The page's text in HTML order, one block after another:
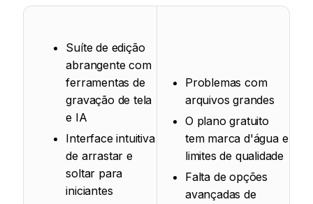
Suíte de edição
abrangente com
ferramentas de
gravação de tela
e IA
Interface intuitiva
de arrastar e
soltar para
iniciantes
Problemas com
arquivos grandes
O plano gratuito
tem marca d'água e
limites de qualidade
Falta de opções
avançadas de